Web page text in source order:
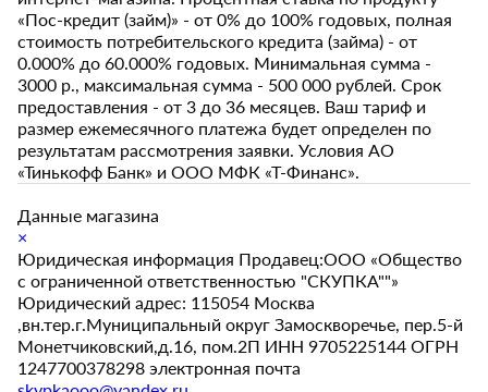
«Пос-кредит (займ)» - от 0% до 100% годовых, полная
стоимость потребительского кредита (займа) - от
0.000% до 60.000% годовых. Минимальная сумма -
3000 р., максимальная сумма - 500 000 рублей. Срок
предоставления - от 3 до 36 месяцев. Ваш тариф и
размер ежемесячного платежа будет определен по
результатам рассмотрения заявки. Условия АО
«Тинькофф Банк» и ООО МФК «Т-Финанс».
Данные магазина
×
Юридическая информация Продавец:ООО «Общество
с ограниченной ответственностью "СКУПКА""»
Юридический адрес: 115054 Москва
,вн.тер.г.Муниципальный округ Замоскворечье, пер.5-й
Монетчиковский,д.16, пом.2П ИНН 9705225144 ОГРН
1247700378298 электронная почта